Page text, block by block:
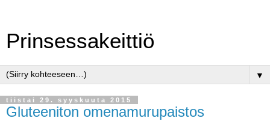
Prinsessakeittiö
▼
tiistai 29. syyskuuta 2015
Gluteeniton omenamurupaistos